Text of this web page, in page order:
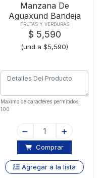
Manzana De
Aguaxund Bandeja
FRUTAS Y VERDURAS
$ 5,590
(und a $5,590)
Maximo de caracteres permitidos:
100
Comprar
Agregar a la lista